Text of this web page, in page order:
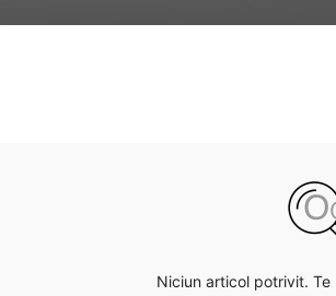
Niciun articol potrivit.